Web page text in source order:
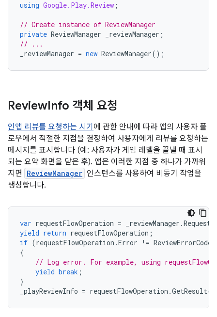
using Google.Play.Review ;
// Create instance of ReviewManager
private ReviewManager _reviewManager ;
// ...
_reviewManager = new ReviewManager();
ReviewInfo 객체 요청
인앱 리뷰를 요청하는 시기 에 관한 안내에 따라 앱의 사용자 플
로우에서 적절한 지점을 결정하여 사용자에게 리뷰를 요청하는
메시지를 표시합니다 (예: 사용자가 게임 레벨을 끝낼 때 표시
되는 요약 화면을 닫은 후). 앱은 이러한 지점 중 하나가 가까워
지면
ReviewManager 인스턴스를 사용하여 비동기 작업을
생성합니다.
var requestFlowOperation = _reviewManager .
yield return requestFlowOperation ;
if (requestFlowOperation .Error != ReviewErrorCode
{
// Log error. For example, using
yield break ;
}
_playReviewInfo = requestFlowOperation .GetResult